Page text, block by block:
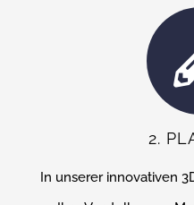
2.
In unserer innovativen